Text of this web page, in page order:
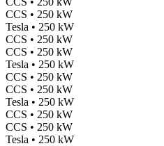
CCS • 250 kW
Tesla • 250 kW
CCS • 250 kW
CCS • 250 kW
Tesla • 250 kW
CCS • 250 kW
CCS • 250 kW
Tesla • 250 kW
CCS • 250 kW
CCS • 250 kW
Tesla • 250 kW